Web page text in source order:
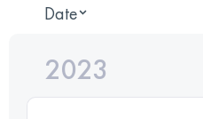
Date
2023